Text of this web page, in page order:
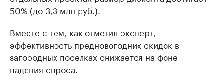
50% (до 3,3 млн руб.).
Вместе с тем, как отметил эксперт,
эффективность предновогодних скидок в
загородных поселках снижается на фоне
падения спроса.